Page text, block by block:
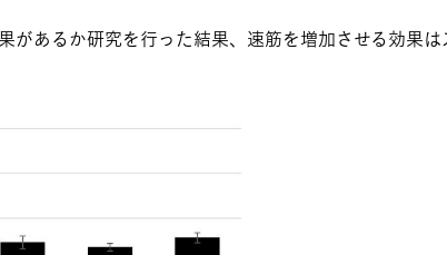
があるか研究を行った結果、速筋を増加させる効果は